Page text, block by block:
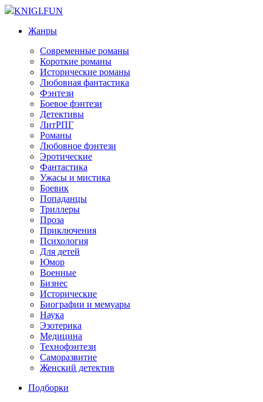
KNIGI.FUN
Жанры
Современные романы
Короткие романы
Исторические романы
Любовная фантастика
Фэнтези
Боевое фэнтези
Детективы
ЛитРПГ
Романы
Любовное фэнтези
Эротические
Фантастика
Ужасы и мистика
Боевик
Попаданцы
Триллеры
Проза
Приключения
Психология
Для детей
Юмор
Военные
Бизнес
Исторические
Биографии и мемуары
Наука
Эзотерика
Медицина
Технофэнтези
Саморазвитие
Женский детектив
Подборки